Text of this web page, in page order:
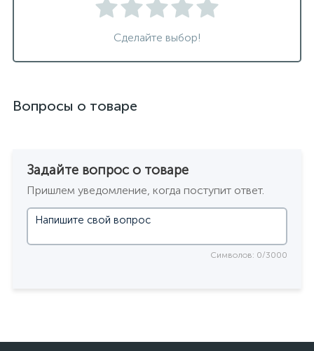
Сделайте выбор!
Вопросы о товаре
Задайте вопрос о товаре
Пришлем уведомление, когда поступит ответ.
Символов: 0/3000